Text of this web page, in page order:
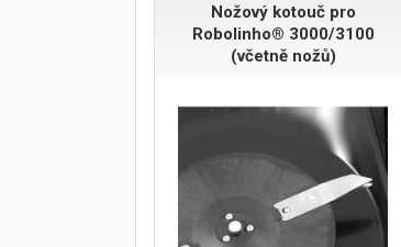
Nožový kotouč pro
Robolinho® 3000/3100
(včetně nožů)